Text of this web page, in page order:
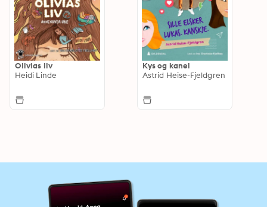
Olivias liv
Heidi Linde
Kys og kanel
Astrid Heise-Fjeldgren